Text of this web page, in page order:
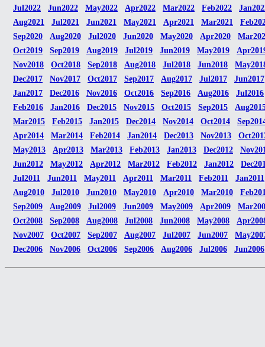
Jul2022
Jun2022 May2022 Apr2022 Mar2022 Feb2022
Aug2021
Jul2021 Jun2021 May2021 Apr2021 Mar2021
Sep2020
Aug2020 Jul2020 Jun2020 May2020 Apr2020
Oct2019
Sep2019 Aug2019 Jul2019 Jun2019 May2019
Nov2018
Oct2018 Sep2018 Aug2018 Jul2018 Jun2018
Dec2017
Nov2017 Oct2017 Sep2017 Aug2017 Jul2017
Jun2017
Jan2017
Dec2016 Nov2016 Oct2016 Sep2016 Aug2016
Jul2016
Feb2016
Jan2016 Dec2015 Nov2015 Oct2015 Sep2015
Mar2015
Feb2015 Jan2015 Dec2014 Nov2014 Oct2014
Apr2014
Mar2014 Feb2014 Jan2014 Dec2013 Nov2013
May2013
Apr2013 Mar2013 Feb2013 Jan2013 Dec2012
Jun2012
May2012 Apr2012 Mar2012 Feb2012 Jan2012
Jul2011
Jun2011 May2011 Apr2011 Mar2011 Feb2011
Jan2011
Aug2010
Jul2010 Jun2010 May2010 Apr2010 Mar2010
Sep2009
Aug2009 Jul2009 Jun2009 May2009 Apr2009
Oct2008
Sep2008 Aug2008 Jul2008 Jun2008 May2008
Nov2007
Oct2007 Sep2007 Aug2007 Jul2007 Jun2007
Dec2006
Nov2006 Oct2006 Sep2006 Aug2006 Jul2006 Jun2006